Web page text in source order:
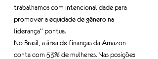
trabalhamos com intencionalidade para
promover a equidade de gênero na
liderança” pontua.
No Brasil, a área de finanças da Amazon
conta com 53% de mulheres. Nas posições